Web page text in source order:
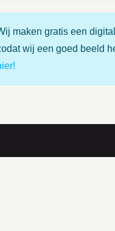
maken gratis een
wij een goed beeld